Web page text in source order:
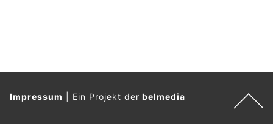
Impressum Ein Projekt derbelmedia